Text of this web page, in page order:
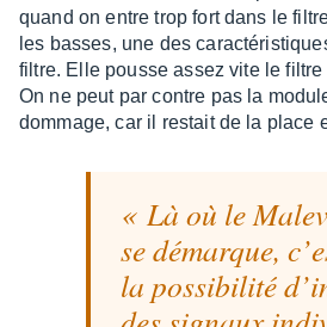
quand on entre trop fort dans le
les basses, une des
filtre. Elle pousse assez vite le
On ne peut par contre pas la
dommage, car il restait de la place
Là où le
se démarque,
la possi­­bi­­lité